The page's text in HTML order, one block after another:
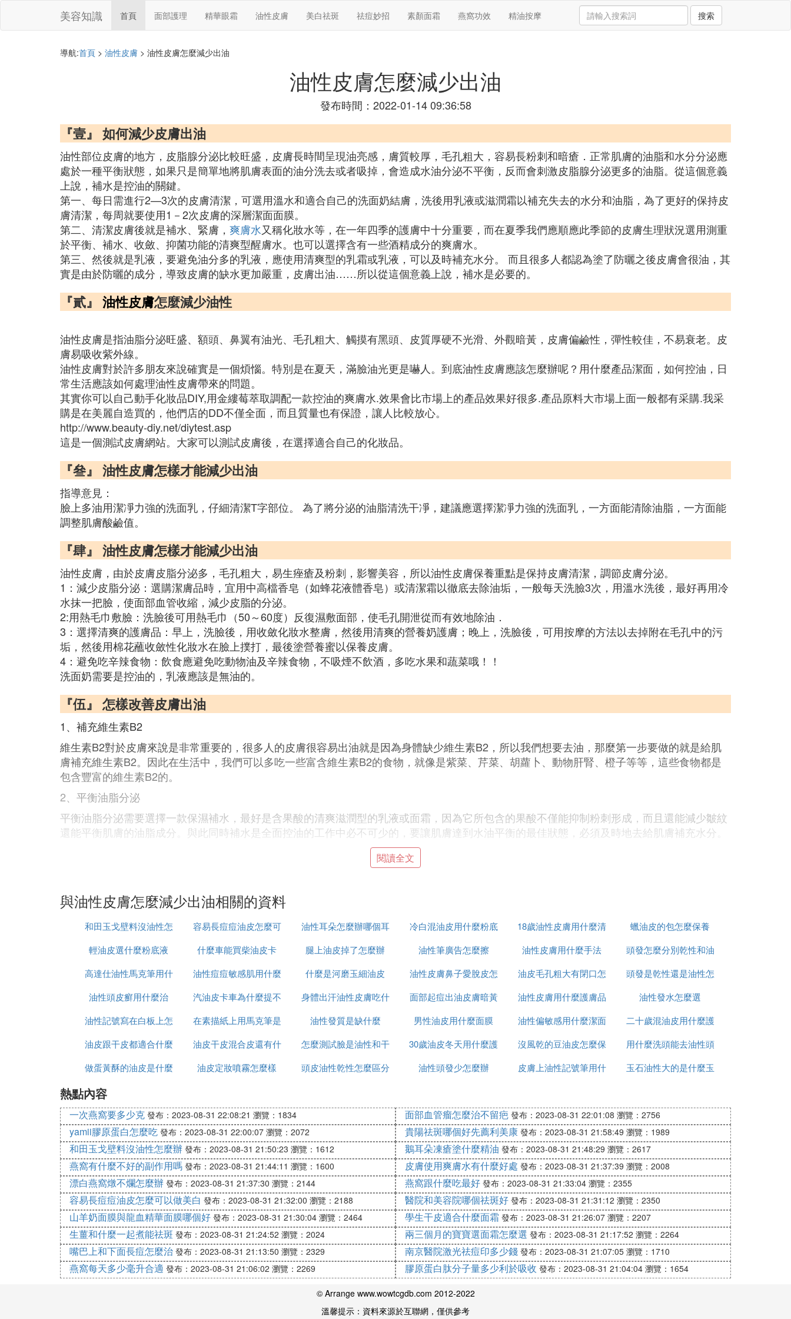
美容知識 首頁 面部護理 精華眼霜 油性皮膚 美白祛斑 祛痘妙招 素顏面霜 燕窩功效 精油按摩 搜索
導航:首頁 > 油性皮膚 > 油性皮膚怎麼減少出油
油性皮膚怎麼減少出油
發布時間：2022-01-14 09:36:58
『壹』 如何減少皮膚出油
油性部位皮膚的地方，皮脂腺分泌比較旺盛，皮膚長時間呈現油亮感，膚質較厚，毛孔粗大，容易長粉刺和暗瘡．正常肌膚的油脂和水分分泌應
處於一種平衡狀態，如果只是簡單地將肌膚表面的油分洗去或者吸掉，會造成水油分泌不平衡，反而會刺激皮脂腺分泌更多的油脂。從這個意義
上說，補水是控油的關鍵。
第一、每日需進行2—3次的皮膚清潔，可選用溫水和適合自己的洗面奶結膚，洗後用乳液或滋潤霜以補充失去的水分和油脂，為了更好的保持皮
膚清潔，每周就要使用1－2次皮膚的深層潔面面膜。
第二、清潔皮膚後就是補水、緊膚， 爽膚水又稱化妝水等，在一年四季的護膚中十分重要，而在夏季我們應順應此季節的皮膚生理狀況選用測重
於平衡、補水、收斂、抑菌功能的清爽型醒膚水。也可以選擇含有一些酒精成分的爽膚水。
第三、然後就是乳液，要避免油分多的乳液，應使用清爽型的乳霜或乳液，可以及時補充水分。 而且很多人都認為塗了防曬之後皮膚會很油，其
實是由於防曬的成分，導致皮膚的缺水更加嚴重，皮膚出油……所以從這個意義上說，補水是必要的。
『貳』 油性皮膚怎麼減少油性
油性皮膚是指油脂分泌旺盛、額頭、鼻翼有油光、毛孔粗大、觸摸有黑頭、皮質厚硬不光滑、外觀暗黃，皮膚偏鹼性，彈性較佳，不易衰老。皮
膚易吸收紫外線。
油性皮膚對於許多朋友來說確實是一個煩惱。特別是在夏天，滿臉油光更是嚇人。到底油性皮膚應該怎麼辦呢？用什麼產品潔面，如何控油，日
常生活應該如何處理油性皮膚帶來的問題。
其實你可以自己動手化妝品DIY,用金縷莓萃取調配一款控油的爽膚水.效果會比市場上的產品效果好很多.產品原料大市場上面一般都有采購.我采
購是在美麗自造買的，他們店的DD不僅全面，而且質量也有保證，讓人比較放心。
http://www.beauty-diy.net/diytest.asp
這是一個測試皮膚網站。大家可以測試皮膚後，在選擇適合自己的化妝品。
『叄』 油性皮膚怎樣才能減少出油
指導意見：
臉上多油用潔凈力強的洗面乳，仔細清潔T字部位。 為了將分泌的油脂清洗干凈，建議應選擇潔凈力強的洗面乳，一方面能清除油脂，一方面能
調整肌膚酸鹼值。
『肆』 油性皮膚怎樣才能減少出油
油性皮膚，由於皮膚皮脂分泌多，毛孔粗大，易生痤瘡及粉刺，影響美容，所以油性皮膚保養重點是保持皮膚清潔，調節皮膚分泌。
1：減少皮脂分泌：選購潔膚品時，宜用中高檔香皂（如蜂花液體香皂）或清潔霜以徹底去除油垢，一般每天洗臉3次，用溫水洗後，最好再用冷
水抹一把臉，使面部血管收縮，減少皮脂的分泌。
2:用熱毛巾敷臉：洗臉後可用熱毛巾（50～60度）反復濕敷面部，使毛孔開泄從而有效地除油．
3：選擇清爽的護膚品：早上，洗臉後，用收斂化妝水整膚，然後用清爽的營養奶護膚；晚上，洗臉後，可用按摩的方法以去掉附在毛孔中的污
垢，然後用棉花蘸收斂性化妝水在臉上撲打，最後塗營養蜜以保養皮膚。
4：避免吃辛辣食物：飲食應避免吃動物油及辛辣食物，不吸煙不飲酒，多吃水果和蔬菜哦！！
洗面奶需要是控油的，乳液應該是無油的。
『伍』 怎樣改善皮膚出油
1、補充維生素B2
維生素B2對於皮膚來說是非常重要的，很多人的皮膚很容易出油就是因為身體缺少維生素B2，所以我們想要去油，那麼第一步要做的就是給肌
膚補充維生素B2。因此在生活中，我們可以多吃一些富含維生素B2的食物，就像是紫菜、芹菜、胡蘿卜、動物肝腎、橙子等等，這些食物都是
包含豐富的維生素B2的。
2、平衡油脂分泌
平衡油脂分泌需要選擇一款保濕補水，最好是含果酸的清爽滋潤型的乳液或面霜，因為它所包含的果酸不僅能抑制粉刺形成，而且還能減少皺紋
還能平衡肌膚的油脂成分。與此同時補水是全面控油的工作中必不可少的，要讓肌膚達到水油平衡的最佳狀態，必須及時地去給肌膚補充水分。
1、地域的原因
熱帶地區的人皮膚上的油一般比較多，這也是導致臉上愛出油的原因。
2、不當的飲食
會更旺盛。那些特別容易發胖的人應該提醒自己不要在接觸油炸食品。
3、不規律的生活與作息
在現代社會，生活節奏變得越來越快，很多人沒有良好的睡眠，就會導致內分泌失調，荷爾蒙失調，這將影響皮膚的代謝功能，導致皮膚油脂分
人民網-油性皮膚愛出油 如何改善油性皮膚
人民網-臉上總是愛出油是怎麼回事？從這7個因素中找原因
『陸』 夏天油性皮膚怎麼減少出油
戰略1：放棄鹼性多泡沫的潔面膏，改用潔面乳
為了對付油脂，夏天油性皮膚者往往愛用潔力強的洗面皂或洗面膏洗臉去污。但其實過強的泡沫潔面液會帶走臉上的水分及皮脂，所以最好選用
不含泡沫、性質較溫和的洗面乳洗臉。水溫最好在20℃左右，過熱會令皮脂水分流失，過冷又無法清潔。
戰略2：用保濕爽膚水代替收縮水
含酒精成分的收縮水無疑可以控制油脂分泌及收縮毛孔，但冬天用可能會讓皮膚更為乾燥。若油分分泌正常，可以用有清涼感覺的爽膚水，或者
用冰凍的蒸溜水代替也可以。
閱讀全文
與油性皮膚怎麼減少出油相關的資料
和田玉戈壁料沒油性怎
麼辦
容易長痘痘油皮怎麼可
以做美白
油性耳朵怎麼辦哪個耳
液好
冷白混油皮用什麼粉底
18歲油性皮膚用什麼清
潔面膜
蠟油皮的包怎麼保養
輕油皮選什麼粉底液
什麼車能買柴油皮卡 腿上油皮掉了怎麼辦 油性筆廣告怎麼擦 油性皮膚用什麼手法
頭發怎麼分別乾性和油
性
高達仕油性馬克筆用什
麼稀釋液
油性痘痘敏感肌用什麼
水乳
什麼是河磨玉細油皮
油性皮膚鼻子愛脫皮怎
麼回事
油皮毛孔粗大有閉口怎
麼上粉底
頭發是乾性還是油性怎
麼判斷
油性頭皮癬用什麼治
汽油皮卡車為什麼提不
起速
身體出汗油性皮膚吃什
麼葯
面部起痘出油皮膚暗黃
怎麼辦
油性皮膚用什麼護膚品
可以祛痘
油性發水怎麼選
油性記號寫在白板上怎
麼擦掉
在素描紙上用馬克筆是
水性和油性有什麼區別
油性發質是缺什麼 男性油皮用什麼面膜 油性偏敏感用什麼潔面
二十歲混油皮用什麼護
膚品
油皮跟干皮都適合什麼
防曬
油皮干皮混合皮還有什
麼皮
怎麼測試臉是油性和干
行
30歲油皮冬天用什麼護
膚品
沒風乾的豆油皮怎麼保
存
用什麼洗頭能去油性頭
發
做蛋黃酥的油皮是什麼 油皮定妝噴霧怎麼樣 頭皮油性乾性怎麼區分 油性頭發少怎麼辦
皮膚上油性記號筆用什
玉石油性大的是什麼玉
熱點內容
一次燕窩要多少克 發布：2023-08-31 22:08:21 瀏覽：1834 面部血管瘤怎麼治不留疤 發布：2023-08-31 22:01:08 瀏覽：2756
yamii膠原蛋白怎麼吃 發布：2023-08-31 22:00:07 瀏覽：2072 貴陽祛斑哪個好先薦利美康 發布：2023-08-31 21:58:49 瀏覽：1989
和田玉戈壁料沒油性怎麼辦 發布：2023-08-31 21:50:23 瀏覽：1612 鵝耳朵凍瘡塗什麼精油 發布：2023-08-31 21:48:29 瀏覽：2617
燕窩有什麼不好的副作用嗎 發布：2023-08-31 21:44:11 瀏覽：1600 皮膚使用爽膚水有什麼好處 發布：2023-08-31 21:37:39 瀏覽：2008
漂白燕窩燉不爛怎麼辦 發布：2023-08-31 21:37:30 瀏覽：2144 燕窩跟什麼吃最好 發布：2023-08-31 21:33:04 瀏覽：2355
容易長痘痘油皮怎麼可以做美白 發布：2023-08-31 21:32:00 瀏覽：2188 醫院和美容院哪個祛斑好 發布：2023-08-31 21:31:12 瀏覽：2350
山羊奶面膜與龍血精華面膜哪個好 發布：2023-08-31 21:30:04 瀏覽：2464 學生干皮適合什麼面霜 發布：2023-08-31 21:26:07 瀏覽：2207
生薑和什麼一起煮能祛斑 發布：2023-08-31 21:24:52 瀏覽：2024 兩三個月的寶寶選面霜怎麼選 發布：2023-08-31 21:17:52 瀏覽：2264
嘴巴上和下面長痘怎麼治 發布：2023-08-31 21:13:50 瀏覽：2329 南京醫院激光祛痘印多少錢 發布：2023-08-31 21:07:05 瀏覽：1710
燕窩每天多少毫升合適 發布：2023-08-31 21:06:02 瀏覽：2269 膠原蛋白肽分子量多少利於吸收 發布：2023-08-31 21:04:04 瀏覽：1654
© Arrange www.wowtcgdb.com 2012-2022
溫馨提示：資料來源於互聯網，僅供參考